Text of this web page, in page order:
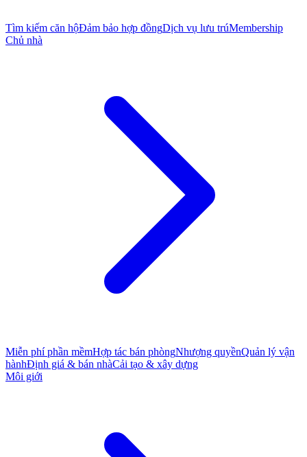
Tìm kiếm căn hộĐảm bảo hợp đồngDịch vụ lưu trúMembership
Chủ nhà
Miễn phí phần mềmHợp tác bán phòngNhượng quyềnQuản lý vận
hànhĐịnh giá & bán nhàCải tạo & xây dựng
Môi giới